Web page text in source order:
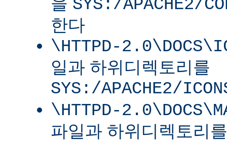
SYS:/APACHE2/
한다
\HTTPD-
일과 하위디렉토리를
SYS:/APACHE2/
\HTTPD-
파일과 하위디렉토리를